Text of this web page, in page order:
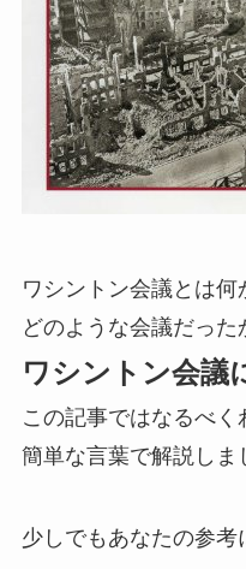
ワシントン会議とは何
どのような会議だった
ワシントン会議
この記事ではなるべく
簡単な言葉で解説しま
少しでもあなたの参考